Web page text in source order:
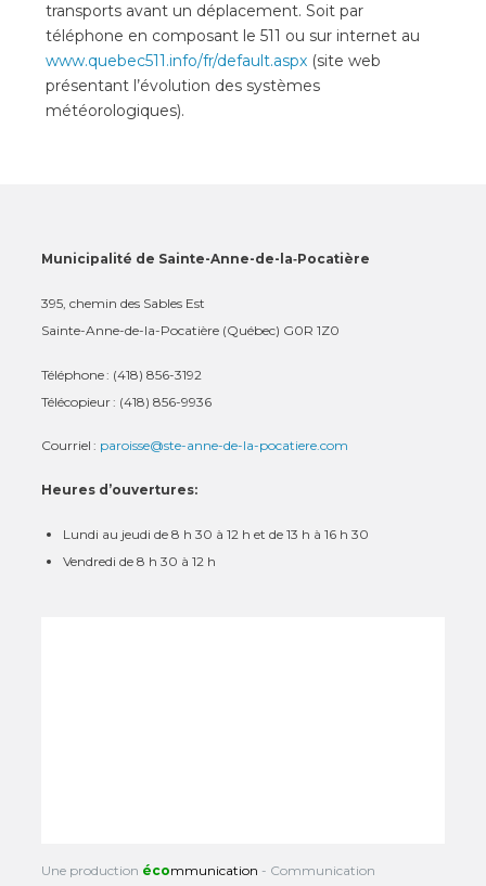
transports avant un déplacement. Soit par
téléphone en composant le 511 ou sur internet au
www.quebec511.info/fr/default.aspx (site web
présentant l’évolution des systèmes
météorologiques).
Municipalité de Sainte-Anne-de-la‑Pocatière
395, chemin des Sables Est
Sainte-Anne-de-la-Pocatière (Québec) G0R 1Z0
Téléphone : (418) 856-3192
Télécopieur : (418) 856-9936
Courriel : paroisse@ste-anne-de-la-pocatiere.com
Heures d’ouvertures:
Lundi au jeudi de 8 h 30 à 12 h et de 13 h à 16 h 30
Vendredi de 8 h 30 à 12 h
Une production écommunication - Communication